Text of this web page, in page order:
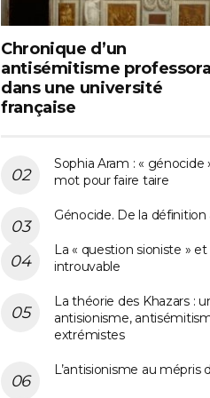
Chronique d’un
antisémitisme
dans une université
française
Sophia Aram : « génocide
mot pour faire taire
Génocide. De la définition
La « question sioniste »
introuvable
La théorie des Khazars :
antisionisme,
extrémistes
L’antisionisme au mépris